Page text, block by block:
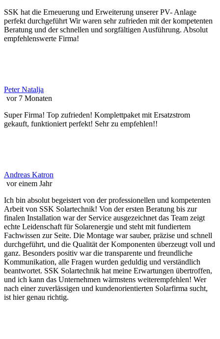
SSK hat die Erneuerung und Erweiterung unserer PV- Anlage
perfekt durchgeführt Wir waren sehr zufrieden mit der kompetenten
Beratung und der schnellen und sorgfältigen Ausführung. Absolut
empfehlenswerte Firma!
Peter Natalja
vor 7 Monaten
Super Firma! Top zufrieden! Komplettpaket mit Ersatzstrom
gekauft, funktioniert perfekt! Sehr zu empfehlen!!
Andreas Katron
vor einem Jahr
Ich bin absolut begeistert von der professionellen und kompetenten
Arbeit von SSK Solartechnik! Von der ersten Beratung bis zur
finalen Installation war der Service ausgezeichnet das Team zeigt
echte Leidenschaft für Solarenergie und steht mit fundiertem
Fachwissen zur Seite. Die Montage war sauber, präzise und schnell
durchgeführt, und die Qualität der Komponenten überzeugt voll und
ganz. Besonders positiv war die transparente und freundliche
Kommunikation, alle Fragen wurden geduldig und verständlich
beantwortet. SSK Solartechnik hat meine Erwartungen übertroffen,
und ich kann das Unternehmen wärmstens weiterempfehlen! Wer
nach einer zuverlässigen und kundenorientierten Solarfirma sucht,
ist hier genau richtig.